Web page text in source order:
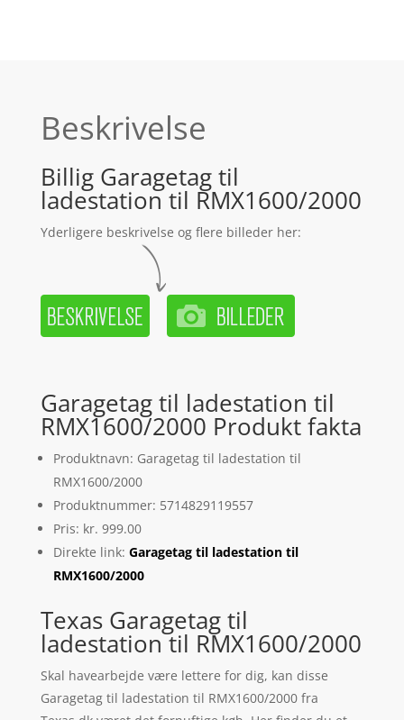
Beskrivelse
Billig Garagetag til
ladestation til RMX1600/2000
Yderligere beskrivelse og flere billeder her:
Garagetag til ladestation til
RMX1600/2000 Produkt fakta
Produktnavn: Garagetag til ladestation til
RMX1600/2000
Produktnummer: 5714829119557
Pris: kr. 999.00
Direkte link: Garagetag til ladestation til
RMX1600/2000
Texas Garagetag til
ladestation til RMX1600/2000
Skal havearbejde være lettere for dig, kan disse
Garagetag til ladestation til RMX1600/2000 fra